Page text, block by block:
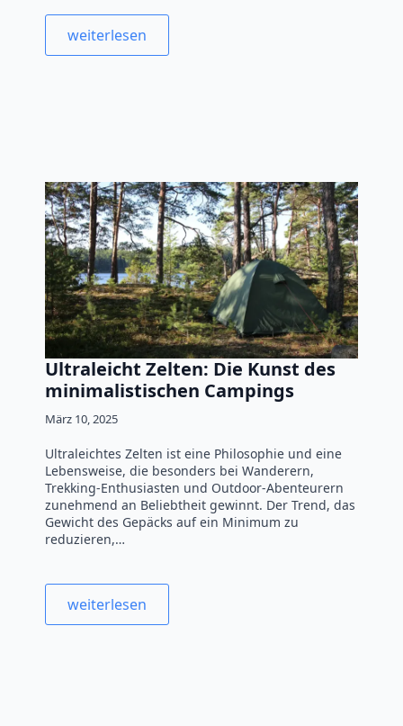
weiterlesen
Ultraleicht Zelten: Die Kunst des
minimalistischen Campings
März 10, 2025
Ultraleichtes Zelten ist eine Philosophie und eine
Lebensweise, die besonders bei Wanderern,
Trekking-Enthusiasten und Outdoor-Abenteurern
zunehmend an Beliebtheit gewinnt. Der Trend, das
Gewicht des Gepäcks auf ein Minimum zu
reduzieren,…
weiterlesen